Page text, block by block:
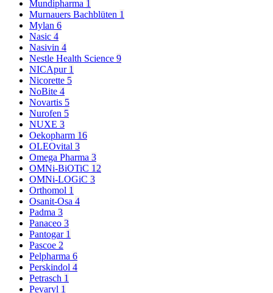
Mundipharma 1
Murnauers Bachblüten 1
Mylan 6
Nasic 4
Nasivin 4
Nestle Health Science 9
NICApur 1
Nicorette 5
NoBite 4
Novartis 5
Nurofen 5
NUXE 3
Oekopharm 16
OLEOvital 3
Omega Pharma 3
OMNi-BiOTiC 12
OMNi-LOGiC 3
Orthomol 1
Osanit-Osa 4
Padma 3
Panaceo 3
Pantogar 1
Pascoe 2
Pelpharma 6
Perskindol 4
Petrasch 1
Pevaryl 1